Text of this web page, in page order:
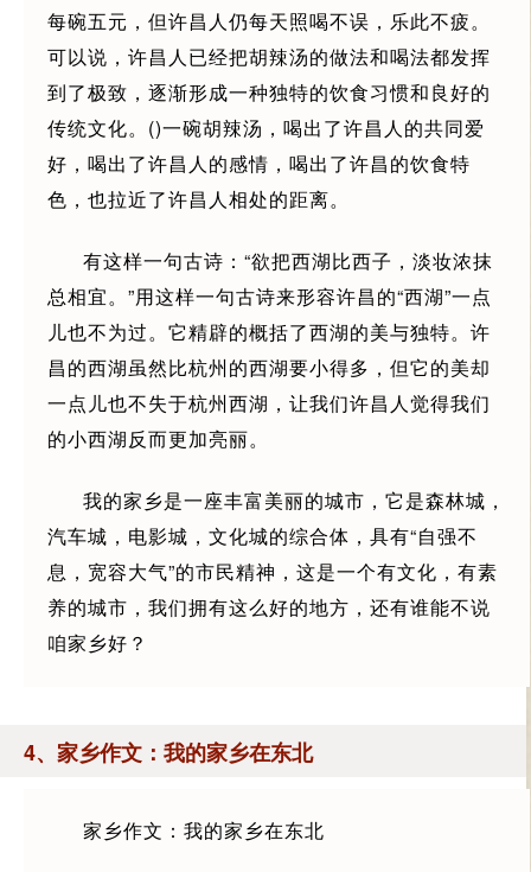
每碗五元，但许昌人仍每天照喝不误，乐此不疲。
可以说，许昌人已经把胡辣汤的做法和喝法都发挥
到了极致，逐渐形成一种独特的饮食习惯和良好的
传统文化。()一碗胡辣汤，喝出了许昌人的共同爱
好，喝出了许昌人的感情，喝出了许昌的饮食特
色，也拉近了许昌人相处的距离。
有这样一句古诗：“欲把西湖比西子，淡妆浓抹
总相宜。”用这样一句古诗来形容许昌的“西湖”一点
儿也不为过。它精辟的概括了西湖的美与独特。许
昌的西湖虽然比杭州的西湖要小得多，但它的美却
一点儿也不失于杭州西湖，让我们许昌人觉得我们
的小西湖反而更加亮丽。
我的家乡是一座丰富美丽的城市，它是森林城，
汽车城，电影城，文化城的综合体，具有“自强不
息，宽容大气”的市民精神，这是一个有文化，有素
养的城市，我们拥有这么好的地方，还有谁能不说
咱家乡好？
4、家乡作文：我的家乡在东北
家乡作文：我的家乡在东北